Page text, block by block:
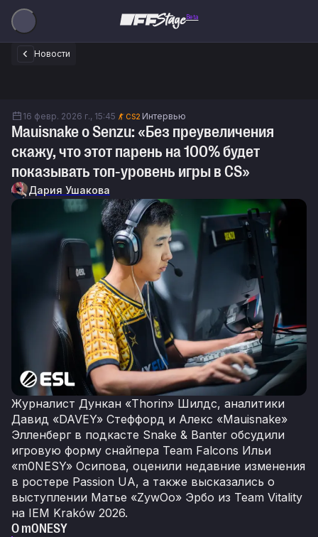
Beta
Новости
16 февр. 2026 г., 15:45 CS2 Интервью
Mauisnake о Senzu: «Без преувеличения
скажу, что этот парень на 100% будет
показывать топ-уровень игры в CS»
Дария Ушакова
Журналист Дункан «Thorin» Шилдс, аналитики
Давид «DAVEY» Стеффорд и Алекс «Mauisnake»
Элленберг в подкасте Snake & Banter обсудили
игровую форму снайпера Team Falcons Ильи
«m0NESY» Осипова, оценили недавние изменения
в ростере Passion UA, а также высказались о
выступлении Матье «ZywOo» Эрбо из Team Vitality
на IEM Kraków 2026.
О m0NESY